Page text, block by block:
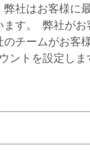
社はお客様に
ます。 弊社がお
チームがお客
ントを設定しま